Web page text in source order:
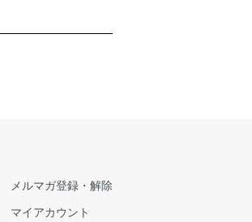
メルマガ登録・解除
マイアカウント